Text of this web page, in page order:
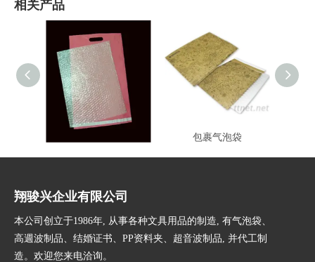
相关产品
包裹气泡袋
翔骏兴企业有限公司
本公司创立于1986年, 从事各种文具用品的制造, 有气泡袋、
高週波制品、结婚证书、PP资料夹、超音波制品, 并代工制
造。欢迎您来电洽询。